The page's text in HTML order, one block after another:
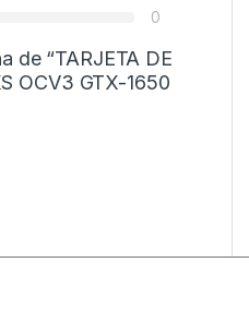
0
de “TARJETA DE
OCV3 GTX-1650